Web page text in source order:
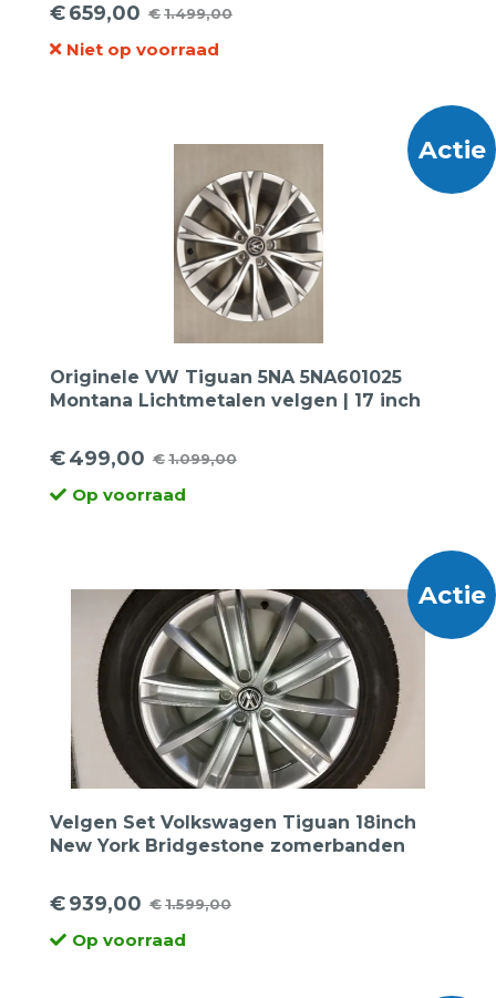
€1.499,00
Oorspronkelijke
prijs
€659,00
Huidige
prijs
Niet op voorraad
Actie
Originele VW Tiguan 5NA 5NA601025
Montana Lichtmetalen velgen | 17 inch
€1.099,00
Oorspronkelijke
prijs
€499,00
Huidige
prijsOp voorraad
Actie
Velgen Set Volkswagen Tiguan 18inch
New York Bridgestone zomerbanden
€1.599,00
Oorspronkelijke
prijs
€939,00
Huidige
prijsOp voorraad